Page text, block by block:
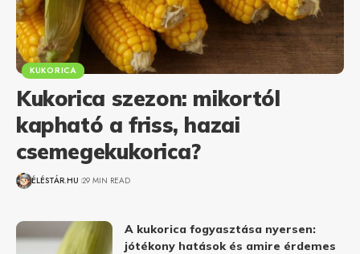
KUKORICA
Kukorica szezon: mikortól
kapható a friss, hazai
csemegekukorica?
ÉLÉSTÁR.HU 29 MIN READ
A kukorica fogyasztása nyersen:
jótékony hatások és amire érdemes